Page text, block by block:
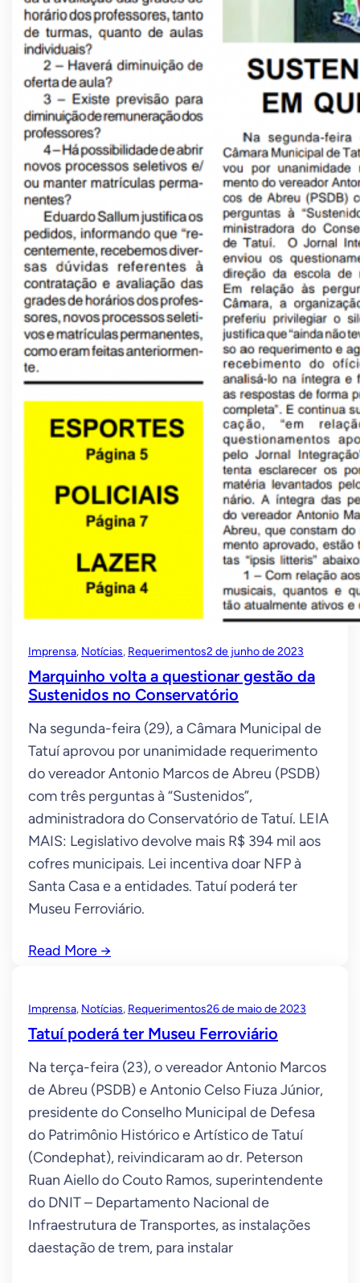
Imprensa, Notícias, Requerimentos2 de junho de 2023
Marquinho volta a questionar gestão da
Sustenidos no Conservatório
Na segunda-feira (29), a Câmara Municipal de
Tatuí aprovou por unanimidade requerimento
do vereador Antonio Marcos de Abreu (PSDB)
com três perguntas à “Sustenidos”,
administradora do Conservatório de Tatuí. LEIA
MAIS: Legislativo devolve mais R$ 394 mil aos
cofres municipais. Lei incentiva doar NFP à
Santa Casa e a entidades. Tatuí poderá ter
Museu Ferroviário.
Read More →
Imprensa, Notícias, Requerimentos26 de maio de 2023
Tatuí poderá ter Museu Ferroviário
Na terça-feira (23), o vereador Antonio Marcos
de Abreu (PSDB) e Antonio Celso Fiuza Júnior,
presidente do Conselho Municipal de Defesa
do Patrimônio Histórico e Artístico de Tatuí
(Condephat), reivindicaram ao dr. Peterson
Ruan Aiello do Couto Ramos, superintendente
do DNIT – Departamento Nacional de
Infraestrutura de Transportes, as instalações
daestação de trem, para instalar